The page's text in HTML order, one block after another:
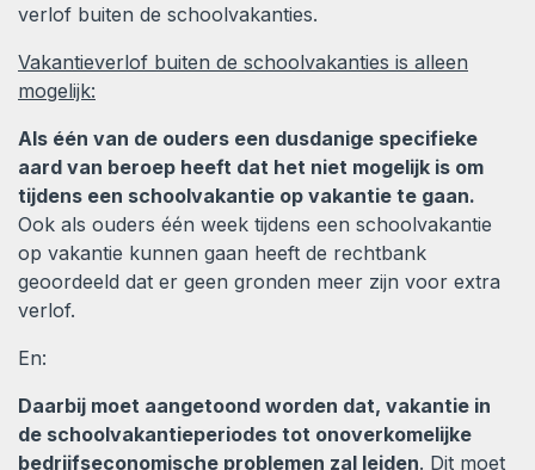
verlof buiten de schoolvakanties.
Vakantieverlof buiten de schoolvakanties is alleen
mogelijk:
Als één van de ouders een dusdanige specifieke
aard van beroep heeft dat het niet mogelijk is om
tijdens een schoolvakantie op vakantie te gaan.
Ook als ouders één week tijdens een schoolvakantie
op vakantie kunnen gaan heeft de rechtbank
geoordeeld dat er geen gronden meer zijn voor extra
verlof.
En:
Daarbij moet aangetoond worden dat, vakantie in
de schoolvakantieperiodes tot onoverkomelijke
bedrijfseconomische problemen zal leiden. Dit moet